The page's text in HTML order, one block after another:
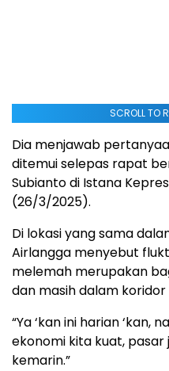
SCROLL TO
Dia menjawab
ditemui selepas rapat
Subianto di Istana
(26/3/2025).
Di lokasi yang sama
Airlangga menyebut
melemah merupakan
dan masih dalam koridor
“Ya ‘kan ini harian ‘kan,
ekonomi kita kuat, pasar
kemarin.”